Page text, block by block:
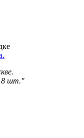
8 шт."